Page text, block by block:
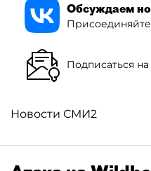
Обсуждаем
Подписаться
Новости СМИ2